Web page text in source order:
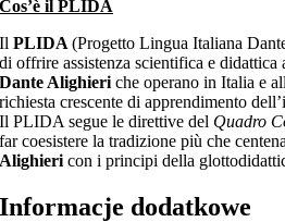
Cos’è il PLIDA
IlPLIDA(Progetto Lingua Italiana
di offrire assistenza scientifica e
Dante Alighieri che operano in Italia e
richiesta crescente di apprendimento
Il PLIDA segue le direttive del Quadro
far coesistere la tradizione più che
Alighieri con i principi della
Informacje dodatkowe